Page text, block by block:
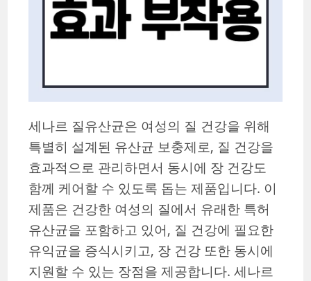
세나르 질유산균은 여성의 질 건강을 위해
특별히 설계된 유산균 보충제로, 질 건강을
효과적으로 관리하면서 동시에 장 건강도
함께 케어할 수 있도록 돕는 제품입니다. 이
제품은 건강한 여성의 질에서 유래한 특허
유산균을 포함하고 있어, 질 건강에 필요한
유익균을 증식시키고, 장 건강 또한 동시에
지원할 수 있는 장점을 제공합니다. 세나르